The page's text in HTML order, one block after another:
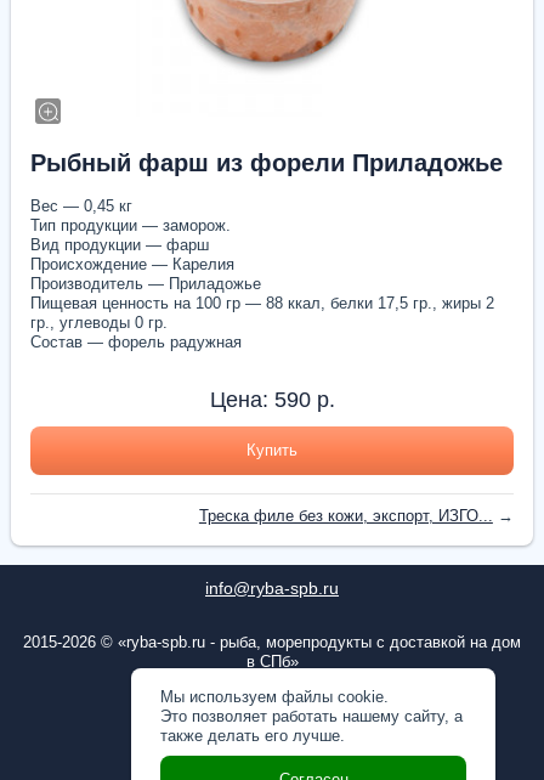
Рыбный фарш из форели Приладожье
Вес — 0,45 кг
Тип продукции — заморож.
Вид продукции — фарш
Происхождение — Карелия
Производитель — Приладожье
Пищевая ценность на 100 гр — 88 ккал, белки 17,5 гр., жиры 2
гр., углеводы 0 гр.
Состав — форель радужная
Цена: 590р.
Купить
Треска филе без кожи, экспорт, ИЗГО... →
info@ryba-spb.ru
2015-2026 © «ryba-spb.ru - рыба, морепродукты с доставкой на дом
в СПб»
ОГРН: 1167847253804
Пользовательское соглашение
Политика конфиденциальности
Мы используем файлы cookie.
Это позволяет работать нашему сайту, а
также делать его лучше.